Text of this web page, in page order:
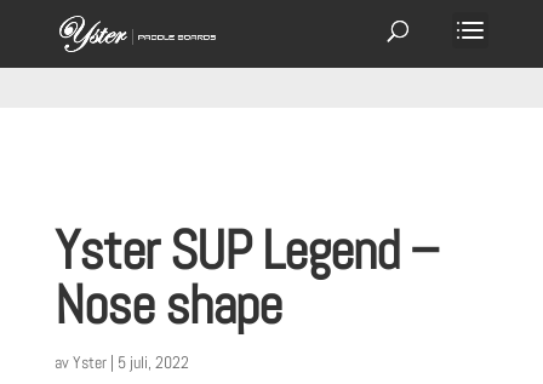
Yster SUP Legend –
Nose shape
avYster| 5 juli, 2022